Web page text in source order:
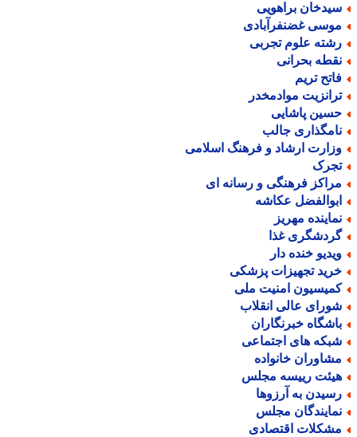
براهویی
غضنفرآبادی
علوم تجربی
بحرانی
تریم
موادمخدر
پاشایی
جالب
ارشاد و فرهنگ اسلامی
فرهنگی و رسانه ای
عکاشه
مهریز
غذا
خنده دار
تجهیزات پزشکی
امنیت ملی
عالی انقلاب
خبرنگاران
های اجتماعی
خانواده
رییسه مجلس
به آرزوها
مجلس
اقتصادی